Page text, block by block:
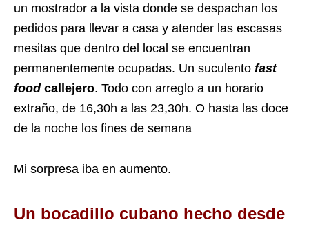
un mostrador a la vista donde se despachan los
pedidos para llevar a casa y atender las escasas
mesitas que dentro del local se encuentran
permanentemente ocupadas. Un suculento fast
foodcallejero. Todo con arreglo a un horario
extraño, de 16,30h a las 23,30h. O hasta las doce
de la noche los fines de semana
Mi sorpresa iba en aumento.
Un bocadillo cubano hecho desde